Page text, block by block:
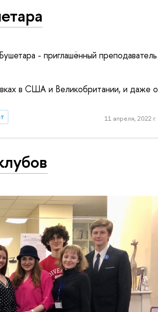
- приглашённый преподаватель
в США и Великобритании, и даже о
11 апреля, 2022 г.